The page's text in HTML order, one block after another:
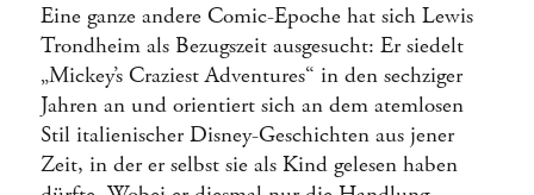
Eine ganze andere Comic-Epoche hat sich Lewis
Trondheim als Bezugszeit ausgesucht: Er siedelt
„Mickey’s Craziest Adventures“ in den sechziger
Jahren an und orientiert sich an dem atemlosen
Stil italienischer Disney-Geschichten aus jener
Zeit, in der er selbst sie als Kind gelesen haben